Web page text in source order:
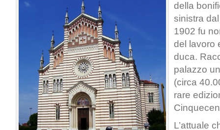
della
sinistra
1902 fu
del lavoro
duca.
palazzo
(circa
rare
L’attuale